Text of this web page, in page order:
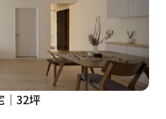
│32坪